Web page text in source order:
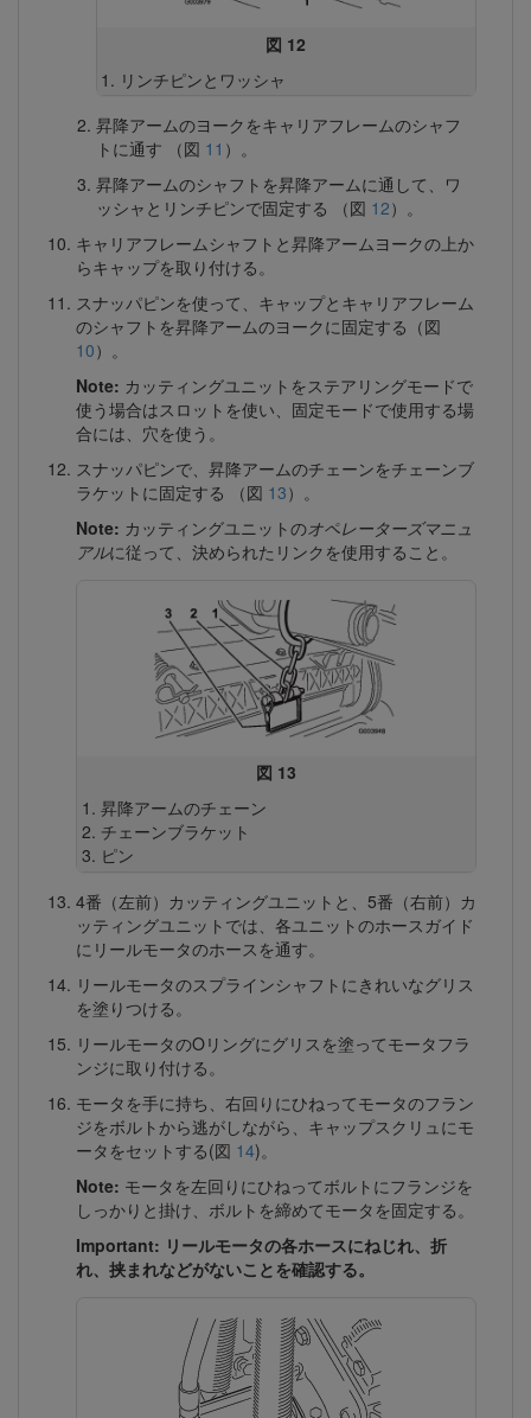
図 12
リンチピンとワッシャ
昇降アームのヨークをキャリアフレームのシャフ
トに通す （図 11 ）。
昇降アームのシャフトを昇降アームに通して、ワ
ッシャとリンチピンで固定する （図 12）。
キャリアフレームシャフトと昇降アームヨークの上か
らキャップを取り付ける。
スナッパピンを使って、キャップとキャリアフレーム
のシャフトを昇降アームのヨークに固定する（図
10）。
Note: カッティングユニットをステアリングモードで
使う場合はスロットを使い、固定モードで使用する場
合には、穴を使う。
スナッパピンで、昇降アームのチェーンをチェーンブ
ラケットに固定する （図 13）。
Note: カッティングユニットのオペレーターズマニュ
アルに従って、決められたリンクを使用すること。
図 13
昇降アームのチェーン
チェーンブラケット
ピン
4番（左前）カッティングユニットと、5番（右前）カ
ッティングユニットでは、各ユニットのホースガイド
にリールモータのホースを通す。
リールモータのスプラインシャフトにきれいなグリス
を塗りつける。
リールモータのOリングにグリスを塗ってモータフラ
ンジに取り付ける。
モータを手に持ち、右回りにひねってモータのフラン
ジをボルトから逃がしながら、キャップスクリュにモ
ータをセットする(図 14)。
Note: モータを左回りにひねってボルトにフランジを
しっかりと掛け、ボルトを締めてモータを固定する。
Important: リールモータの各ホースにねじれ、折
れ、挟まれなどがないことを確認する。